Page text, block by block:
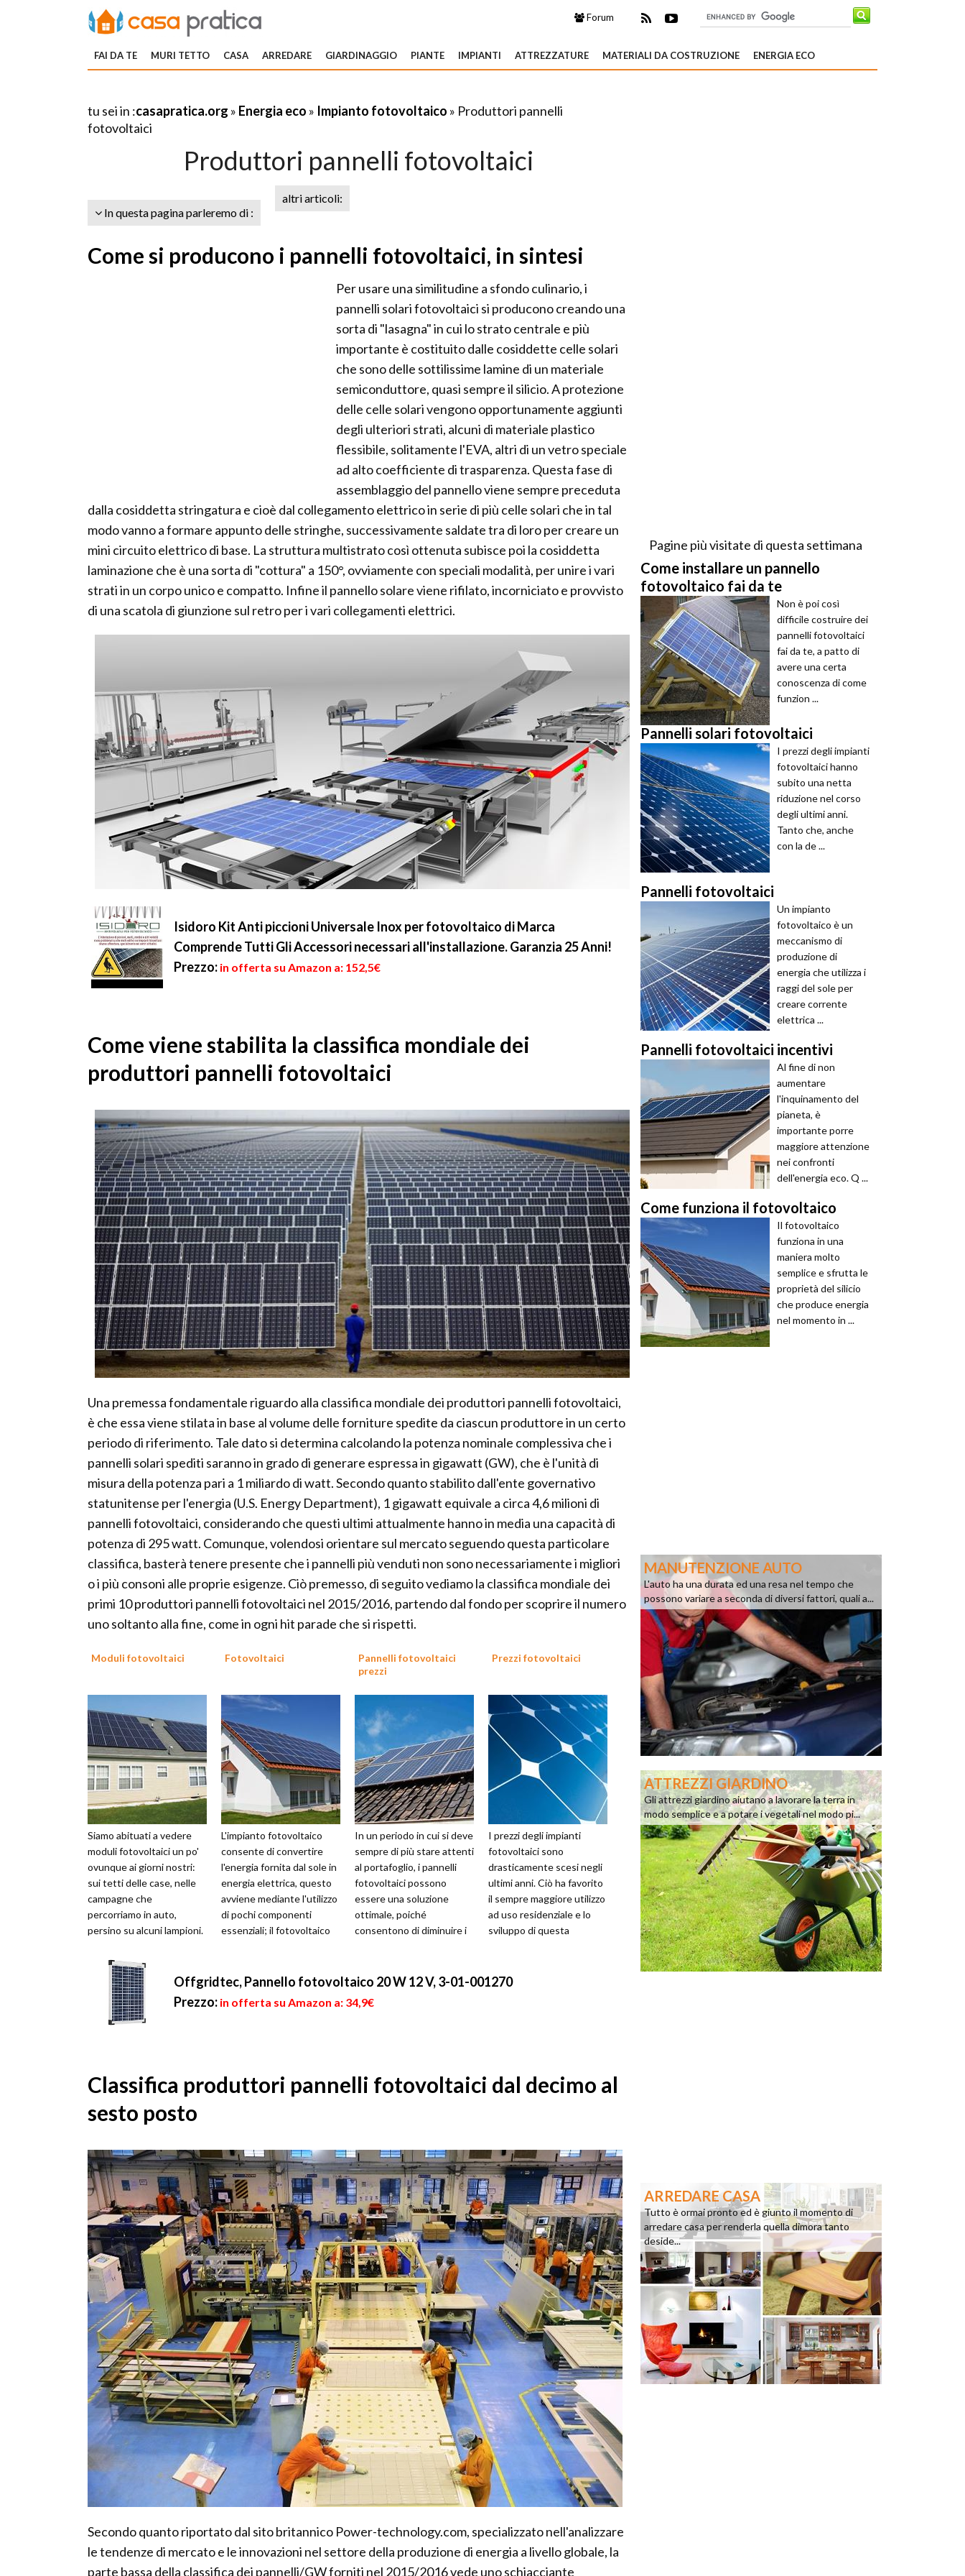
Forum
FAI DA TE MURI TETTO CASA ARREDARE GIARDINAGGIO PIANTE IMPIANTI ATTREZZATURE MATERIALI DA COSTRUZIONE ENERGIA ECO
tu sei in :casapratica.org » Energia eco » Impianto fotovoltaico » Produttori pannelli
fotovoltaici
Produttori pannelli fotovoltaici
In questa pagina parleremo di :
altri articoli:
Come si producono i pannelli fotovoltaici, in sintesi
Per usare una similitudine a sfondo culinario, i
pannelli solari fotovoltaici si producono creando una
sorta di "lasagna" in cui lo strato centrale e più
importante è costituito dalle cosiddette celle solari
che sono delle sottilissime lamine di un materiale
semiconduttore, quasi sempre il silicio. A protezione
delle celle solari vengono opportunamente aggiunti
degli ulteriori strati, alcuni di materiale plastico
flessibile, solitamente l'EVA, altri di un vetro speciale
ad alto coefficiente di trasparenza. Questa fase di
assemblaggio del pannello viene sempre preceduta
dalla cosiddetta stringatura e cioè dal collegamento elettrico in serie di più celle solari che in tal
modo vanno a formare appunto delle stringhe, successivamente saldate tra di loro per creare un
mini circuito elettrico di base. La struttura multistrato così ottenuta subisce poi la cosiddetta
laminazione che è una sorta di "cottura" a 150°, ovviamente con speciali modalità, per unire i vari
strati in un corpo unico e compatto. Infine il pannello solare viene rifilato, incorniciato e provvisto
di una scatola di giunzione sul retro per i vari collegamenti elettrici.
Isidoro Kit Anti piccioni Universale Inox per fotovoltaico di Marca
Comprende Tutti Gli Accessori necessari all'installazione. Garanzia 25 Anni!
Prezzo: in offerta su Amazon a: 152,5€
Come viene stabilita la classifica mondiale dei
produttori pannelli fotovoltaici
Una premessa fondamentale riguardo alla classifica mondiale dei produttori pannelli fotovoltaici,
è che essa viene stilata in base al volume delle forniture spedite da ciascun produttore in un certo
periodo di riferimento. Tale dato si determina calcolando la potenza nominale complessiva che i
pannelli solari spediti saranno in grado di generare espressa in gigawatt (GW), che è l'unità di
misura della potenza pari a 1 miliardo di watt. Secondo quanto stabilito dall'ente governativo
statunitense per l'energia (U.S. Energy Department), 1 gigawatt equivale a circa 4,6 milioni di
pannelli fotovoltaici, considerando che questi ultimi attualmente hanno in media una capacità di
potenza di 295 watt. Comunque, volendosi orientare sul mercato seguendo questa particolare
classifica, basterà tenere presente che i pannelli più venduti non sono necessariamente i migliori
o i più consoni alle proprie esigenze. Ciò premesso, di seguito vediamo la classifica mondiale dei
primi 10 produttori pannelli fotovoltaici nel 2015/2016, partendo dal fondo per scoprire il numero
uno soltanto alla fine, come in ogni hit parade che si rispetti.
Moduli fotovoltaici
Siamo abituati a vedere
moduli fotovoltaici un po'
ovunque ai giorni nostri:
sui tetti delle case, nelle
campagne che
percorriamo in auto,
persino su alcuni lampioni.
fotovoltaico è un...
Fotovoltaici
L'impianto fotovoltaico
consente di convertire
l'energia fornita dal sole in
energia elettrica, questo
avviene mediante l'utilizzo
di pochi componenti
essenziali; il fotovoltaico
Pannelli fotovoltaici
prezzi
In un periodo in cui si deve
sempre di più stare attenti
al portafoglio, i pannelli
fotovoltaici possono
essere una soluzione
ottimale, poiché
consentono di diminuire i
Prezzi fotovoltaici
I prezzi degli impianti
fotovoltaici sono
drasticamente scesi negli
ultimi anni. Ciò ha favorito
il sempre maggiore utilizzo
ad uso residenziale e lo
sviluppo di questa
Offgridtec, Pannello fotovoltaico 20 W 12 V, 3-01-001270
Prezzo: in offerta su Amazon a: 34,9€
Classifica produttori pannelli fotovoltaici dal decimo al
sesto posto
Secondo quanto riportato dal sito britannico Power-technology.com, specializzato nell'analizzare
le tendenze di mercato e le innovazioni nel settore della produzione di energia a livello globale, la
parte bassa della classifica dei pannelli/GW forniti nel 2015/2016 vede uno schiacciante
Pagine più visitate di questa settimana
Come installare un pannello
fotovoltaico fai da te
Non è poi così
difficile costruire dei
pannelli fotovoltaici
fai da te, a patto di
avere una certa
conoscenza di come
funzion ...
Pannelli solari fotovoltaici
I prezzi degli impianti
fotovoltaici hanno
subito una netta
riduzione nel corso
degli ultimi anni.
Tanto che, anche
con la de ...
Pannelli fotovoltaici
Un impianto
fotovoltaico è un
meccanismo di
produzione di
energia che utilizza i
raggi del sole per
creare corrente
elettrica ...
Pannelli fotovoltaici incentivi
Al fine di non
aumentare
l'inquinamento del
pianeta, è
importante porre
maggiore attenzione
nei confronti
dell'energia eco. Q ...
Come funziona il fotovoltaico
Il fotovoltaico
funziona in una
maniera molto
semplice e sfrutta le
proprietà del silicio
che produce energia
nel momento in ...
MANUTENZIONE AUTO
L'auto ha una durata ed una resa nel tempo che
possono variare a seconda di diversi fattori, quali a...
ATTREZZI GIARDINO
Gli attrezzi giardino aiutano a lavorare la terra in
modo semplice e a potare i vegetali nel modo pi...
ARREDARE CASA
Tutto è ormai pronto ed è giunto il momento di
arredare casa per renderla quella dimora tanto
deside...